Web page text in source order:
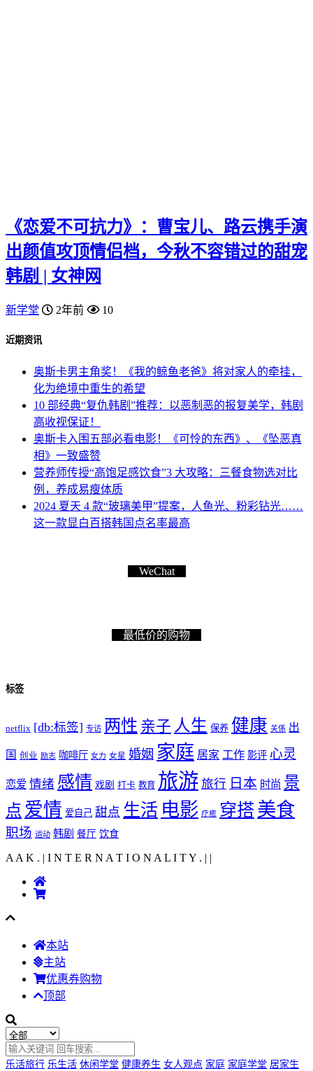
《恋爱不可抗力》：曹宝儿、路云携手演
出颜值攻顶情侣档，今秋不容错过的甜宠
韩剧 | 女神网
新学堂 2年前 10
近期资讯
奥斯卡男主角奖！《我的鲸鱼老爸》将对家人的牵挂，
化为绝境中重生的希望
10 部经典“复仇韩剧”推荐：以恶制恶的报复美学，韩剧
高收视保证！
奥斯卡入围五部必看电影！《可怜的东西》、《坠恶真
相》一致盛赞
营养师传授“高饱足感饮食”3 大攻略：三餐食物选对比
例，养成易瘦体质
2024 夏天 4 款“玻璃美甲”提案，人鱼光、粉彩钻光……
这一款显白百搭韩国点名率最高
WeChat
最低价的购物
标签
netflix [db:标签] 专访 两性 亲子 人生 保养 健康 关係 出
国 创业 励志 咖啡厅 女力 女星 婚姻 家庭 居家 工作 影评 心灵
恋爱 情绪 感情 戏剧 打卡 教育 旅游 旅行 日本 时尚 景
点 爱情 爱自己 甜点 生活 电影 疗癒 穿搭美食
职场 运动 韩剧 餐厅 饮食
A A K . | I N T E R N A T I O N A L I T Y . | |
本站
主站
优惠券购物
顶部
乐活旅行 乐生活 休闲学堂 健康养生 女人观点 家庭 家庭学堂 居家生